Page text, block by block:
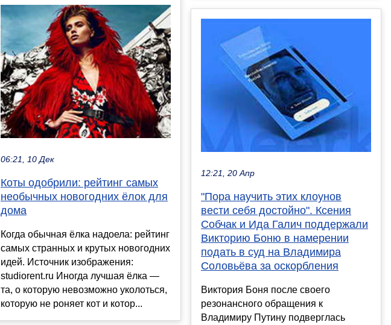
06:21, 10 Дек
Коты одобрили: рейтинг самых
необычных новогодних ёлок для
дома
Когда обычная ёлка надоела: рейтинг
самых странных и крутых новогодних
идей. Источник изображения:
studiorent.ru Иногда лучшая ёлка —
та, о которую невозможно уколоться,
которую не роняет кот и котор...
12:21, 20 Апр
"Пора научить этих клоунов
вести себя достойно". Ксения
Собчак и Ида Галич поддержали
Викторию Боню в намерении
подать в суд на Владимира
Соловьёва за оскорбления
Виктория Боня после своего
резонансного обращения к
Владимиру Путину подверглась